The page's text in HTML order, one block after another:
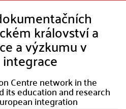
království a
a výzkumu v
Centre network in the
its education and research
integration